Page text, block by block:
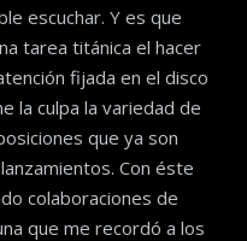
escuchar. Y es que
tarea titánica el hacer
fijada en el disco
la culpa la variedad de
que ya son
Con éste
colaboraciones de
que me recordó a los